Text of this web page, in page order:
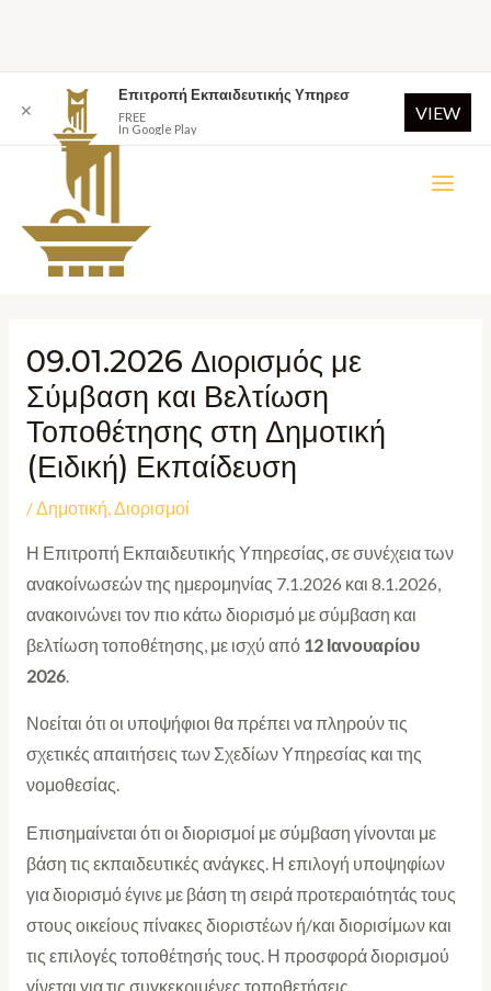
09.01.2026 Διορισμός με
Σύμβαση και Βελτίωση
Τοποθέτησης στη Δημοτική
(Ειδική) Εκπαίδευση
/Δημοτική,Διορισμοί
Η Επιτροπή Εκπαιδευτικής Υπηρεσίας, σε συνέχεια των
ανακοίνωσεών της ημερομηνίας 7.1.2026 και 8.1.2026,
ανακοινώνει τον πιο κάτω διορισμό με σύμβαση και
βελτίωση τοποθέτησης, με ισχύ από 12 Ιανουαρίου
2026.
Νοείται ότι οι υποψήφιοι θα πρέπει να πληρούν τις
σχετικές απαιτήσεις των Σχεδίων Υπηρεσίας και της
νομοθεσίας.
Επισημαίνεται ότι οι διορισμοί με σύμβαση γίνονται με
βάση τις εκπαιδευτικές ανάγκες. Η επιλογή υποψηφίων
για διορισμό έγινε με βάση τη σειρά προτεραιότητάς τους
στους οικείους πίνακες διοριστέων ή/και διορισίμων και
τις επιλογές τοποθέτησής τους. Η προσφορά διορισμού
γίνεται για τις συγκεκριμένες τοποθετήσεις.
✕
Επιτροπή Εκπαιδευτικής Υπηρεσ
FREE
In Google Play
VIEW